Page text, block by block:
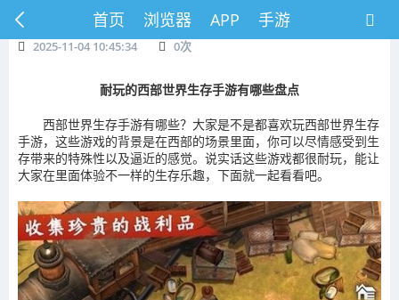
首页 浏览器 APP 手游
2025-11-04 10:45:34 0次
耐玩的西部世界生存手游有哪些盘点
西部世界生存手游有哪些？大家是不是都喜欢玩西部世界生存
手游，这些游戏的背景是在西部的场景里面，你可以尽情感受到生
存带来的特殊性以及逼近的感觉。说实话这些游戏都很耐玩，能让
大家在里面体验不一样的生存乐趣，下面就一起看看吧。